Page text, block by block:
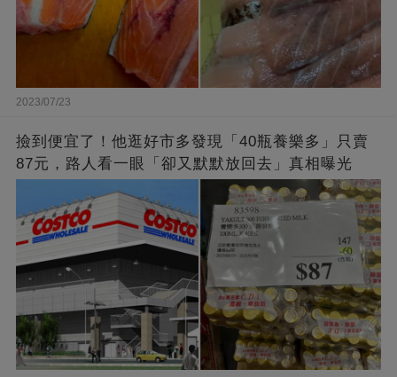
2023/07/23
撿到便宜了！他逛好市多發現「40瓶養樂多」只賣
87元，路人看一眼「卻又默默放回去」真相曝光